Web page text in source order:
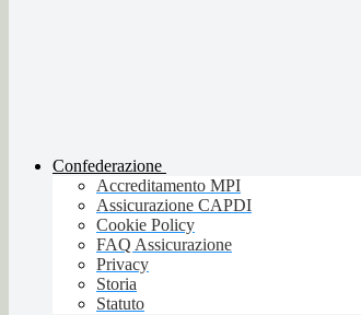
Confederazione
Accreditamento MPI
Assicurazione CAPDI
Cookie Policy
FAQ Assicurazione
Privacy
Storia
Statuto